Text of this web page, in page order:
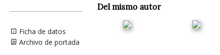
Ficha de datos
Archivo de portada
Del mismo autor